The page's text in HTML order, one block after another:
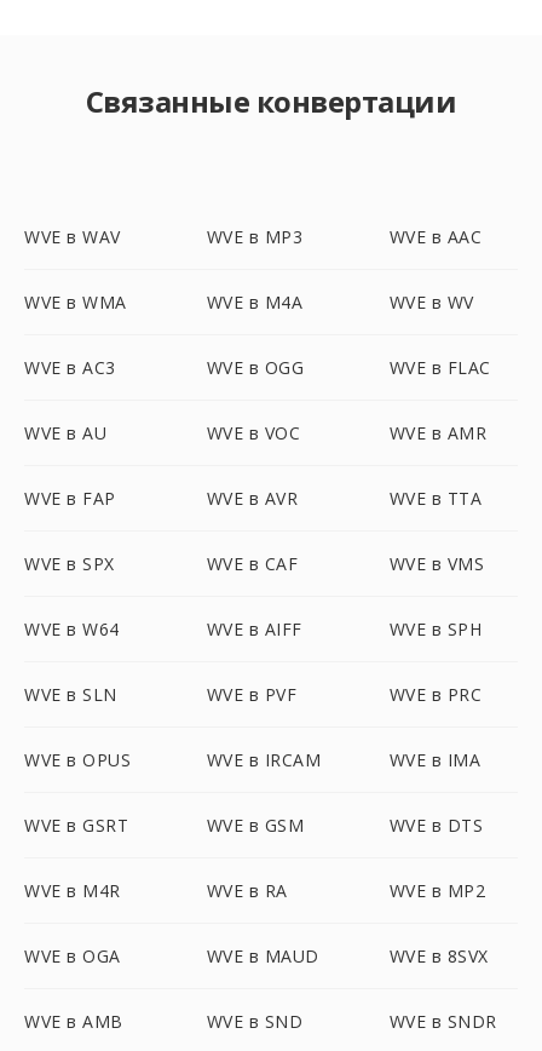
Связанные конвертации
WVE в WAV WVE в MP3 WVE в AAC
WVE в WMA WVE в M4A WVE в WV
WVE в AC3 WVE в OGG WVE в FLAC
WVE в AU WVE в VOC WVE в AMR
WVE в FAP WVE в AVR WVE в TTA
WVE в SPX WVE в CAF WVE в VMS
WVE в W64 WVE в AIFF WVE в SPH
WVE в SLN WVE в PVF WVE в PRC
WVE в OPUS WVE в IRCAM WVE в IMA
WVE в GSRT WVE в GSM WVE в DTS
WVE в M4R WVE в RA WVE в MP2
WVE в OGA WVE в MAUD WVE в 8SVX
WVE в AMB WVE в SND WVE в SNDR